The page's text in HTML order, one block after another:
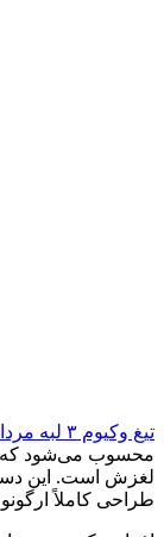
تیغ وکیوم ۳ لبه مردانه
محسوب می‌شود که
طراحی کاملاً